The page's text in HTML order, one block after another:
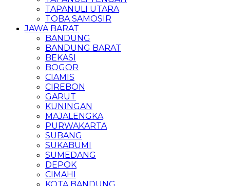
TAPANULI UTARA
TOBA SAMOSIR
JAWA BARAT
BANDUNG
BANDUNG BARAT
BEKASI
BOGOR
CIAMIS
CIREBON
GARUT
KUNINGAN
MAJALENGKA
PURWAKARTA
SUBANG
SUKABUMI
SUMEDANG
DEPOK
CIMAHI